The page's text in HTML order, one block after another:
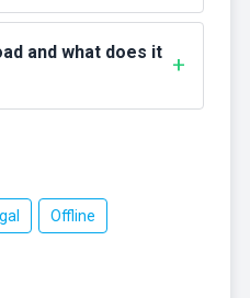
and what does it
Offline